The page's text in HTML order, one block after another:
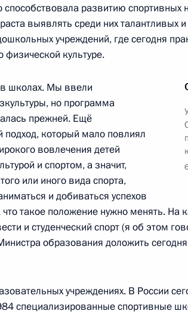
Президента о размещении
участников Чемпионата мира
территориях, присоединённых к
в гала-матче любительской
итогам совещания по развитию
развитию спортивных
выявлять среди них талантливых
учреждений, где сегодня
физической культуре.
школах. Мы ввели
но программа
прежней. Ещё
который мало повлиял
вовлечения детей
и спортом, а значит,
или иного вида спорта,
и добиваться успехов
такое положение нужно менять. На
и студенческий спорт (я об этом
образования доложить
учреждениях. В России
специализированные спортивные